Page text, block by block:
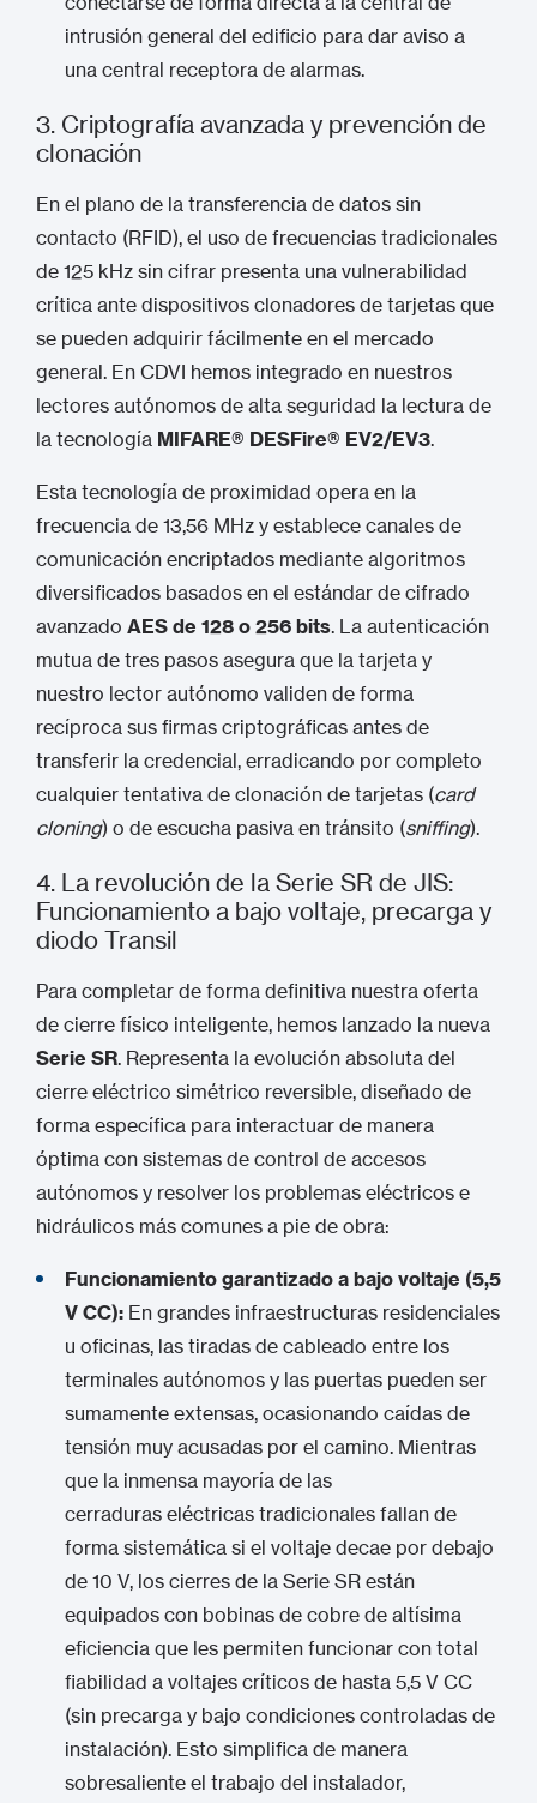
intrusión general del edificio para dar aviso a
una central receptora de alarmas.
3. Criptografía avanzada y prevención de
clonación
En el plano de la transferencia de datos sin
contacto (RFID), el uso de frecuencias tradicionales
de 125 kHz sin cifrar presenta una vulnerabilidad
crítica ante dispositivos clonadores de tarjetas que
se pueden adquirir fácilmente en el mercado
general. En CDVI hemos integrado en nuestros
lectores autónomos de alta seguridad la lectura de
la tecnología MIFARE® DESFire® EV2/EV3.
Esta tecnología de proximidad opera en la
frecuencia de 13,56 MHz y establece canales de
comunicación encriptados mediante algoritmos
diversificados basados en el estándar de cifrado
avanzado AES de 128 o 256 bits. La autenticación
mutua de tres pasos asegura que la tarjeta y
nuestro lector autónomo validen de forma
recíproca sus firmas criptográficas antes de
transferir la credencial, erradicando por completo
cualquier tentativa de clonación de tarjetas (card
cloning) o de escucha pasiva en tránsito (sniffing).
4. La revolución de la Serie SR de JIS:
Funcionamiento a bajo voltaje, precarga y
diodo Transil
Para completar de forma definitiva nuestra oferta
de cierre físico inteligente, hemos lanzado la nueva
Serie SR. Representa la evolución absoluta del
cierre eléctrico simétrico reversible, diseñado de
forma específica para interactuar de manera
óptima con sistemas de control de accesos
autónomos y resolver los problemas eléctricos e
hidráulicos más comunes a pie de obra:
Funcionamiento garantizado a bajo voltaje (5,5
V CC): En grandes infraestructuras residenciales
u oficinas, las tiradas de cableado entre los
terminales autónomos y las puertas pueden ser
sumamente extensas, ocasionando caídas de
tensión muy acusadas por el camino. Mientras
que la inmensa mayoría de las
cerraduras eléctricas tradicionales fallan de
forma sistemática si el voltaje decae por debajo
de 10 V, los cierres de la Serie SR están
equipados con bobinas de cobre de altísima
eficiencia que les permiten funcionar con total
fiabilidad a voltajes críticos de hasta 5,5 V CC
(sin precarga y bajo condiciones controladas de
instalación). Esto simplifica de manera
sobresaliente el trabajo del instalador,